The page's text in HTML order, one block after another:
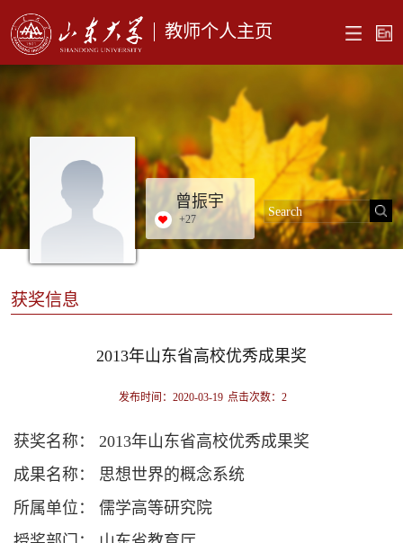
教师个人主页
曾振宇
+27
获奖信息
2013年山东省高校优秀成果奖
发布时间：2020-03-19 点击次数： 2
获奖名称： 2013年山东省高校优秀成果奖
成果名称： 思想世界的概念系统
所属单位： 儒学高等研究院